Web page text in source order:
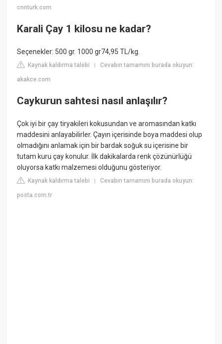
cnnturk.com
Karali Çay 1 kilosu ne kadar?
Seçenekler: 500 gr. 1000 gr74,95 TL/kg.
Kaynak kaldırma talebi |Cevabın tamamını burada okuyun:
akakce.com
Caykurun sahtesi nasıl anlaşılır?
Çok iyi bir çay tiryakileri kokusundan ve aromasından katkı
maddesini anlayabilirler. Çayın içerisinde boya maddesi olup
olmadığını anlamak için bir bardak soğuk su içerisine bir
tutam kuru çay konulur. İlk dakikalarda renk çözünürlüğü
oluyorsa katkı malzemesi olduğunu gösteriyor.
Kaynak kaldırma talebi |Cevabın tamamını burada okuyun:
posta.com.tr